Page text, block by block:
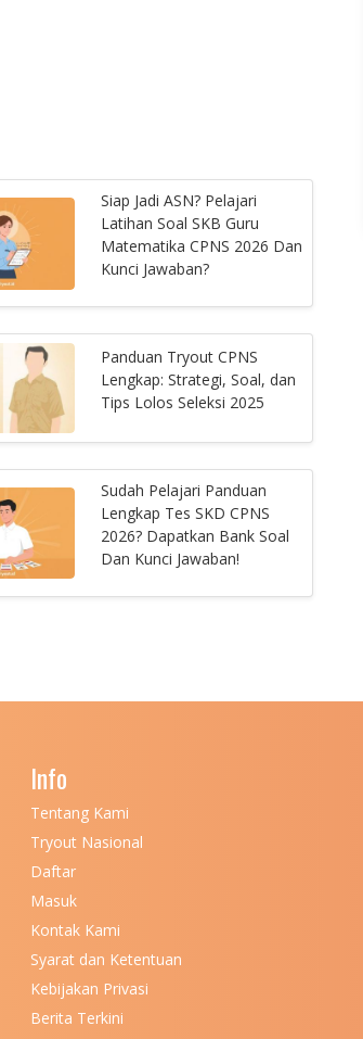
Siap Jadi ASN? Pelajari
Latihan Soal SKB Guru
Matematika CPNS 2026 Dan
Kunci Jawaban?
Panduan Tryout CPNS
Lengkap: Strategi, Soal, dan
Tips Lolos Seleksi 2025
Sudah Pelajari Panduan
Lengkap Tes SKD CPNS
2026? Dapatkan Bank Soal
Dan Kunci Jawaban!
Info
Tentang Kami
Tryout Nasional
Daftar
Masuk
Kontak Kami
Syarat dan Ketentuan
Kebijakan Privasi
Berita Terkini